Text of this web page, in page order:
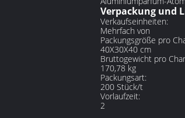
Verpackung und
Verkaufseinheiten:
Mehrfach von
Packungsgröße pro
40X30X40 cm
Bruttogewicht pro
170,78 kg
Packungsart:
200 Stück/t
Vorlaufzeit:
2